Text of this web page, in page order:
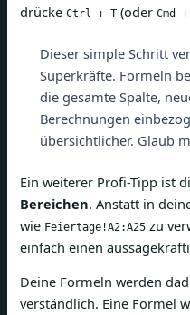
drücke Ctrl + T (oder Cmd
Dieser simple Schritt
Superkräfte. Formeln
die gesamte Spalte,
Berechnungen
übersichtlicher. Glaub
Ein weiterer Profi-Tipp ist
Bereichen. Anstatt in
wie Feiertage!A2:A25 zu
einfach einen
Deine Formeln werden
verständlich. Eine Formel